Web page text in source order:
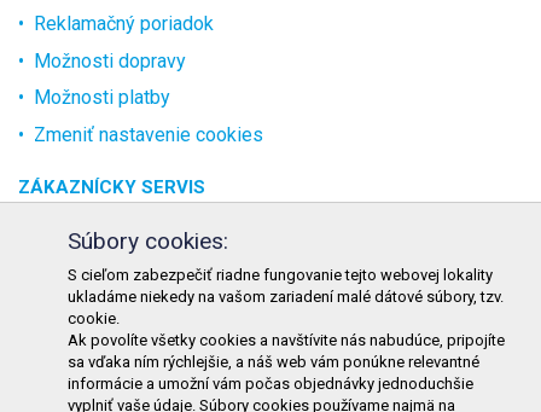
Reklamačný poriadok
Možnosti dopravy
Možnosti platby
Zmeniť nastavenie cookies
ZÁKAZNÍCKY SERVIS
O spoločnosti
Kontakt
Odstúpenie od zmluvy online
KONTAKT
TURON GASTRO s.r.o.
Súbory cookies:
S cieľom zabezpečiť riadne fungovanie tejto webovej lokality
ukladáme niekedy na vašom zariadení malé dátové súbory, tzv.
cookie.
Ak povolíte všetky cookies a navštívite nás nabudúce, pripojíte
sa vďaka ním rýchlejšie, a náš web vám ponúkne relevantné
informácie a umožní vám počas objednávky jednoduchšie
vyplniť vaše údaje. Súbory cookies používame najmä na